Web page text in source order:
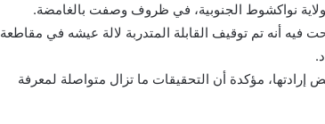
نواكشوط الجنوبية، في ظروف وصفت بالغامضة.
أنه تم توقيف القابلة المتدربة لالة عيشه في مقاطعة
مؤكدة أن التحقيقات ما تزال متواصلة لمعرفة